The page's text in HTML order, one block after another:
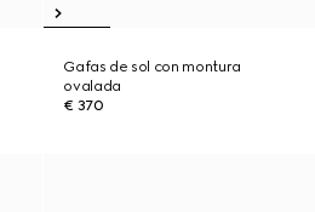
Gafas de sol con montura
ovalada
€ 370